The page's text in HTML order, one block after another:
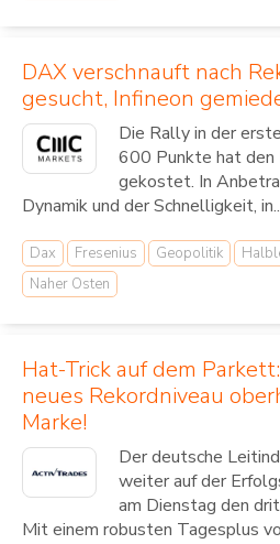
DAX verschnauft nach
gesucht, Infineon
Die Rally in der
600 Punkte hat
gekostet. In
Dynamik und der Schnelligkeit,
Dax Fresenius Geopolitik
Naher Osten
Hat-Trick auf dem
neues Rekordniveau
Marke!
Der deutsche
weiter auf der
am Dienstag den
Mit einem robusten Tagesplus